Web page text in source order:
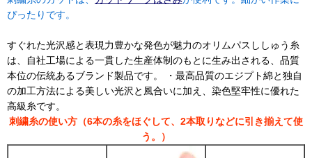
ぴったりです。
すぐれた光沢感と表現力豊かな発色が魅力のオリムパスししゅう糸
は、自社工場による一貫した生産体制のもとに生み出される、品質
本位の伝統あるブランド製品です。 ・最高品質のエジプト綿と独自
の加工方法による美しい光沢と風合いに加え、染色堅牢性に優れた
高級糸です。
刺繍糸の使い方（6本の糸をほぐして、2本取りなどに引き揃えて使
う。）